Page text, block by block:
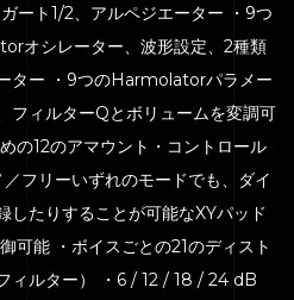
ート1/2、アルペジエーター ・9つ
オシレーター、波形設定、2種類
ター ・9つのHarmolatorパラメー
フィルターQとボリュームを変調可
の12のアマウント・コントロール
フリーいずれのモードでも、ダイ
したりすることが可能なXYパッド
可能 ・ボイスごとの21のディスト
ィルター） ・6 / 12 / 18 / 24 dB